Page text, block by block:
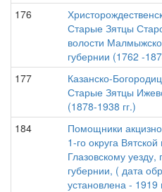
176
Старые Зятцы
волости
губернии (1762 -
177
Казанско-
Старые Зятцы
(1878-1938 гг.)
184
Помощники
1-го округа
Глазовскому уезду,
губернии, ( дата
установлена - 1919